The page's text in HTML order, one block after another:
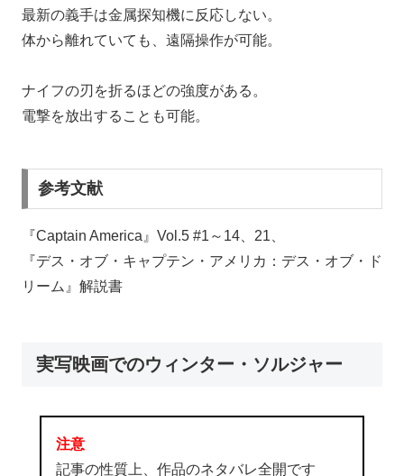
最新の義手は金属探知機に反応しない。
体から離れていても、遠隔操作が可能。
ナイフの刃を折るほどの強度がある。
電撃を放出することも可能。
参考文献
『Captain America』Vol.5 #1～14、21、
『デス・オブ・キャプテン・アメリカ：デス・オブ・ド
リーム』解説書
実写映画でのウィンター・ソルジャー
注意
記事の性質上、作品のネタバレ全開です